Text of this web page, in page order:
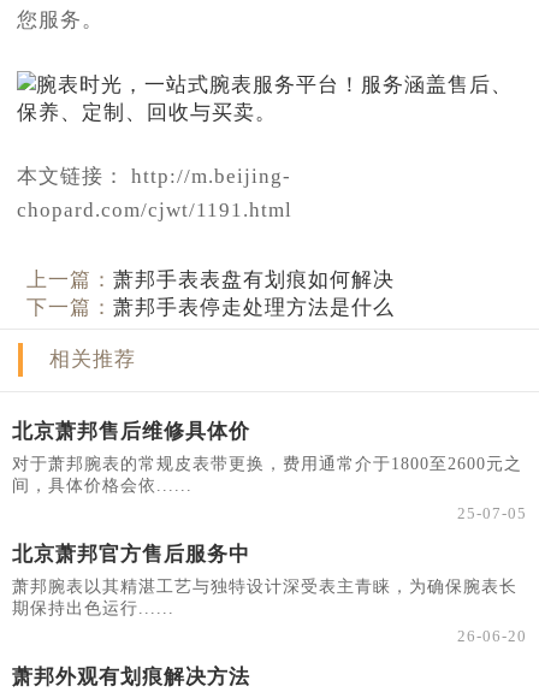
您服务。
本文链接： http://m.beijing-
chopard.com/cjwt/1191.html
上一篇：萧邦手表表盘有划痕如何解决
下一篇：萧邦手表停走处理方法是什么
相关推荐
北京萧邦售后维修具体价
对于萧邦腕表的常规皮表带更换，费用通常介于1800至2600元之
间，具体价格会依......
25-07-05
北京萧邦官方售后服务中
萧邦腕表以其精湛工艺与独特设计深受表主青睐，为确保腕表长
期保持出色运行......
26-06-20
萧邦外观有划痕解决方法